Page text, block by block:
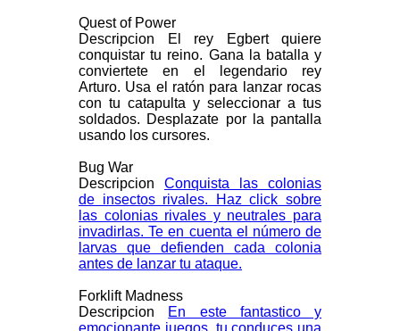
Quest of Power
Descripcion El rey Egbert quiere
conquistar tu reino. Gana la batalla y
conviertete en el legendario rey
Arturo. Usa el ratón para lanzar rocas
con tu catapulta y seleccionar a tus
soldados. Desplazate por la pantalla
usando los cursores.
Bug War
Descripcion Conquista las colonias
de insectos rivales. Haz click sobre
las colonias rivales y neutrales para
invadirlas. Te en cuenta el número de
larvas que defienden cada colonia
antes de lanzar tu ataque.
Forklift Madness
Descripcion
En este fantastico y